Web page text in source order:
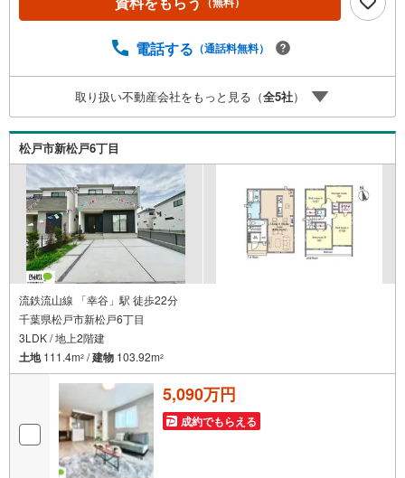
購入の際にかかる諸費用の概算も行っております。しっか
気軽にご相談ください。お客様第一主義をモット-にお引越
実に努めさせて頂きます。住宅情報館にお越し頂けたら、
物件のご紹介だけではなく、お住まいの疑問、不安、お家
の事ならなんでもご相談いただけます。お客様の要望をお
伺いしながら誠心誠意、全力でサポートさせて頂きます。
お客様一人一人に合わせたライフプランのご提案をさせて
いただきます。お気軽にご相談ください。
電話する （通話料無料）
取り扱い不動産会社をもっと見る（全5社）
松戸市新松戸6丁目
流鉄流山線 「幸谷」駅 徒歩22分
千葉県松戸市新松戸6丁目
3LDK / 地上2階建
土地111.4m2 /建物 103.92m2
5,090万円
成約でもらえる